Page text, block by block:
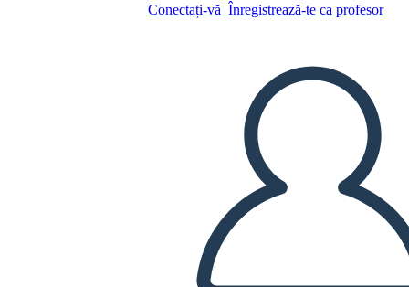
Conectați-vă Înregistrează-te ca profesor
Sequencing Timeline
Template
Copiați acest Storyboard
CREAȚI UN STORYBOARD
REDAȚI PREZENTAREA DE DIAPOZITIVE